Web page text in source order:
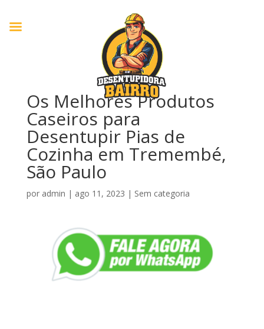
Os Melhores Produtos
Caseiros para
Desentupir Pias de
Cozinha em Tremembé,
São Paulo
por admin | ago 11, 2023 | Sem categoria